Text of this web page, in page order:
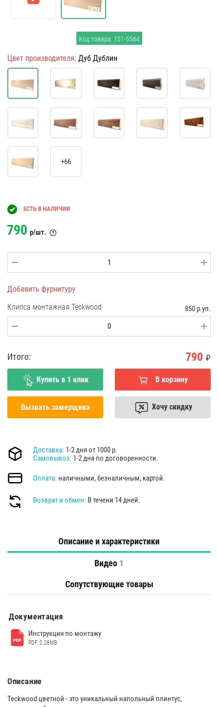
Код товара: 151-5564
Цвет производителя: Дуб Дублин
+66
ЕСТЬ В НАЛИЧИИ
790 р/шт.
Добавить фурнитуру
Клипса монтажная Teckwood
850 р.уп.
Итого: 790 ₽
Купить в 1 клик В корзину
Вызвать замерщика Хочу скидку
Доставка: 1-2 дня от 1000 р.
Самовывоз: 1-2 дня по договоренности.
Оплата: наличными, безналичным, картой.
Возврат и обмен: В течени 14 дней.
Описание и характеристики
Видео 1
Сопутствующие товары
Документация
Инструкция по монтажу
PDF, 0.28MB
Описание
Teckwood цветной - это уникальный напольный плинтус,